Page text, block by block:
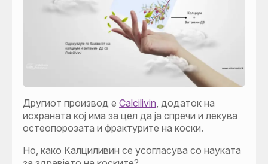
Другиот производ еCalcilivin, додаток на
исхраната кој има за цел да ја спречи и лекува
остеопорозата и фрактурите на коски.
Но, како Калциливин се усогласува со науката